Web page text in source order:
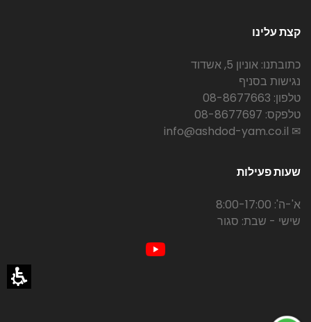
קצת עלינו
כתובתנו: אוניון 5, אשדוד
נגישות בסניף
טלפון: 08-8677663
טלפקס: 08-8677697
✉ info@ashdod-yam.co.il
שעות פעילות
א'-ה': 8:00-17:00
שישי - שבת: סגור